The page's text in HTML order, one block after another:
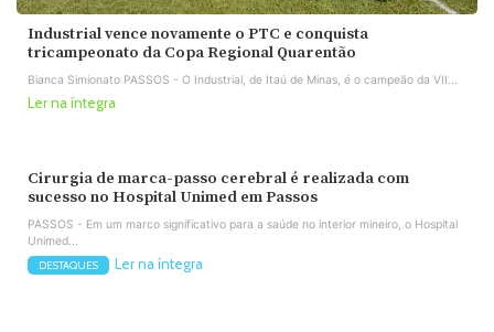
Industrial vence novamente o PTC e conquista
tricampeonato da Copa Regional Quarentão
Bianca Simionato PASSOS - O Industrial, de Itaú de Minas, é o campeão da VII...
Ler na íntegra
Cirurgia de marca-passo cerebral é realizada com
sucesso no Hospital Unimed em Passos
PASSOS - Em um marco significativo para a saúde no interior mineiro, o Hospital
Unimed...
DESTAQUES Ler na íntegra